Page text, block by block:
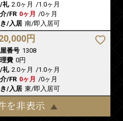
礼 2.0ヶ月 /1.0ヶ月
/FR 0ヶ月 /0ヶ月
/入居 南/即入居可
円
番号 1308
費 0円
礼 2.0ヶ月 /1.0ヶ月
/FR 0ヶ月 /0ヶ月
/入居 東/即入居可
を非表示